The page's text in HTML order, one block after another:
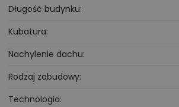
Długość budynku
Kubatura
Nachylenie dachu
Rodzaj zabudowy
Technologia